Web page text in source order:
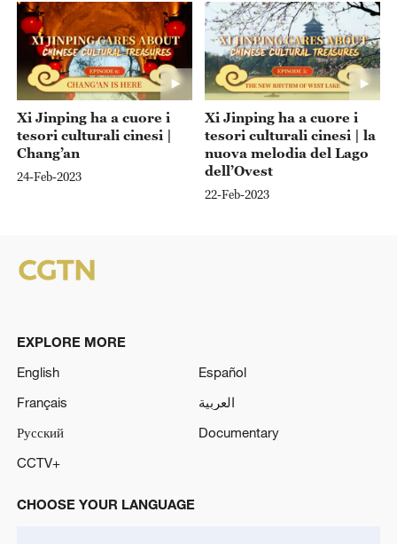
Xi Jinping ha a cuore i
tesori culturali cinesi |
Chang’an
24-Feb-2023
Xi Jinping ha a cuore i
tesori culturali cinesi | la
nuova melodia del Lago
dell’Ovest
22-Feb-2023
EXPLORE MORE
English
Español
Français
العربية
Русский
Documentary
CCTV+
CHOOSE YOUR LANGUAGE